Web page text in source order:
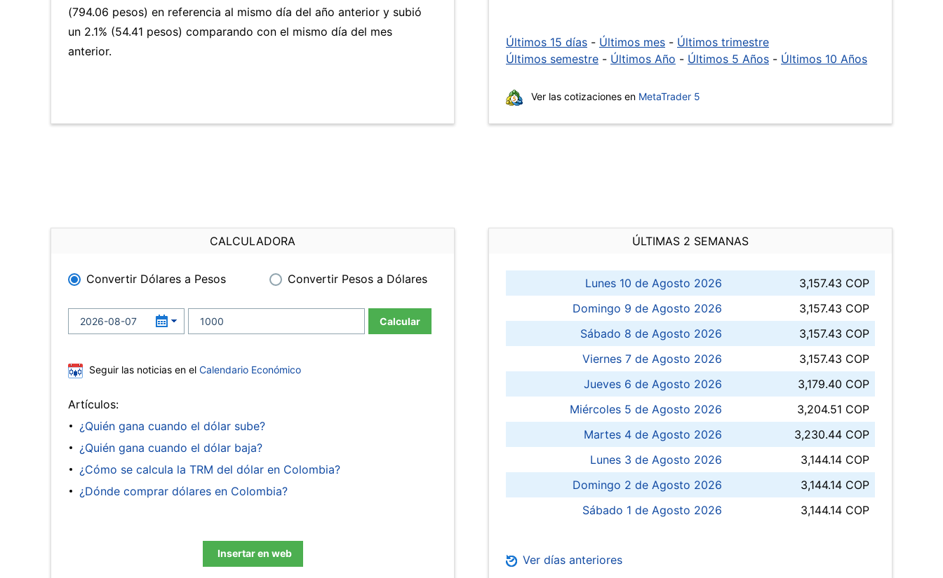
(794.06 pesos) en referencia al mismo día del año anterior y subió
un 2.1% (54.41 pesos) comparando con el mismo día del mes
anterior.
Últimos 15 días - Últimos mes - Últimos trimestre
Últimos semestre - Últimos Año - Últimos 5 Años - Últimos 10 Años
Ver las cotizaciones en MetaTrader 5
CALCULADORA
Convertir Dólares a Pesos Convertir Pesos a Dólares
Calcular
Seguir las noticias en el Calendario Económico
Artículos:
¿Quién gana cuando el dólar sube?
¿Quién gana cuando el dólar baja?
¿Cómo se calcula la TRM del dólar en Colombia?
¿Dónde comprar dólares en Colombia?
Insertar en web
ÚLTIMAS 2 SEMANAS
Lunes 10 de Agosto 2026
3,157.43 COP
Domingo 9 de Agosto 2026
3,157.43 COP
Sábado 8 de Agosto 2026
3,157.43 COP
Viernes 7 de Agosto 2026
3,157.43 COP
Jueves 6 de Agosto 2026
3,179.40 COP
Miércoles 5 de Agosto 2026
3,204.51 COP
Martes 4 de Agosto 2026
3,230.44 COP
Lunes 3 de Agosto 2026
3,144.14 COP
Domingo 2 de Agosto 2026
3,144.14 COP
Sábado 1 de Agosto 2026
3,144.14 COP
Ver días anteriores